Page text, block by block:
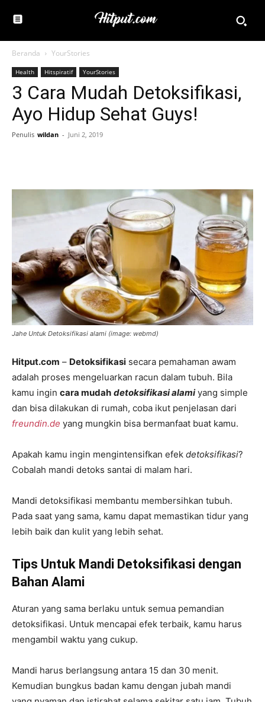
Beranda YourStories
Health Hitspiratif YourStories
3 Cara Mudah Detoksifikasi,
Ayo Hidup Sehat Guys!
Penulis wildan - Juni 2, 2019
Jahe Untuk Detoksifikasi alami (image: webmd)
Hitput.com – Detoksifikasi secara pemahaman awam
adalah proses mengeluarkan racun dalam tubuh. Bila
kamu ingin cara mudah detoksifikasi alamiyang simple
dan bisa dilakukan di rumah, coba ikut penjelasan dari
freundin.de yang mungkin bisa bermanfaat buat kamu.
Apakah kamu ingin mengintensifkan efek detoksifikasi?
Cobalah mandi detoks santai di malam hari.
Mandi detoksifikasi membantu membersihkan tubuh.
Pada saat yang sama, kamu dapat memastikan tidur yang
lebih baik dan kulit yang lebih sehat.
Tips Untuk Mandi Detoksifikasi dengan
Bahan Alami
Aturan yang sama berlaku untuk semua pemandian
detoksifikasi. Untuk mencapai efek terbaik, kamu harus
mengambil waktu yang cukup.
Mandi harus berlangsung antara 15 dan 30 menit.
Kemudian bungkus badan kamu dengan jubah mandi